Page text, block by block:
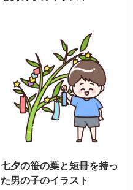
七夕の笹の葉と短冊を持っ
た男の子のイラスト